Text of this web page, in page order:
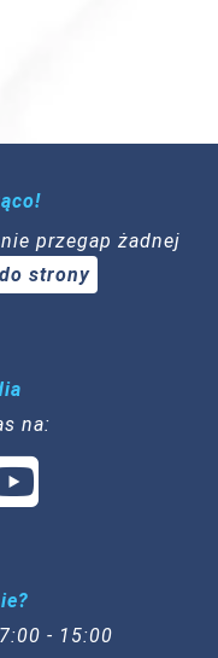
przegap żadnej
strony
na:
- 15:00